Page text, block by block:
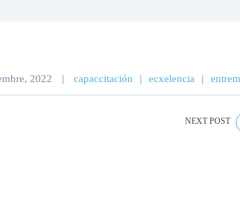
2022 | capaccitación | ecxelencia |
NEXT POST